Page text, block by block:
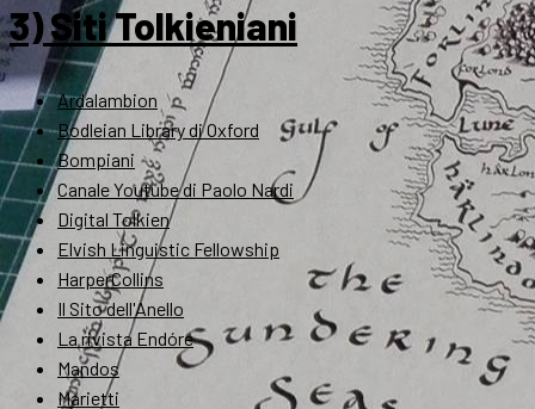
3) Siti Tolkieniani
Ardalambion
Bodleian Library di Oxford
Bompiani
Canale Youtube di Paolo Nardi
Digital Tolkien
Elvish Linguistic Fellowship
HarperCollins
Il Sito dell'Anello
La rivista Endóre
Mandos
Marietti